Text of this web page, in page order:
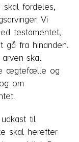
skal fordeles,
Vi
testamentet,
fra hinanden.
skal
ægtefælle og
om
til
skal herefter